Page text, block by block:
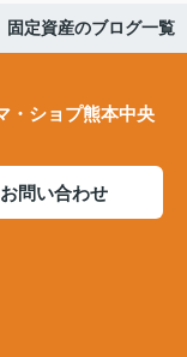
固定資産のブログ一覧
・ショプ熊本中央
お問い合わせ